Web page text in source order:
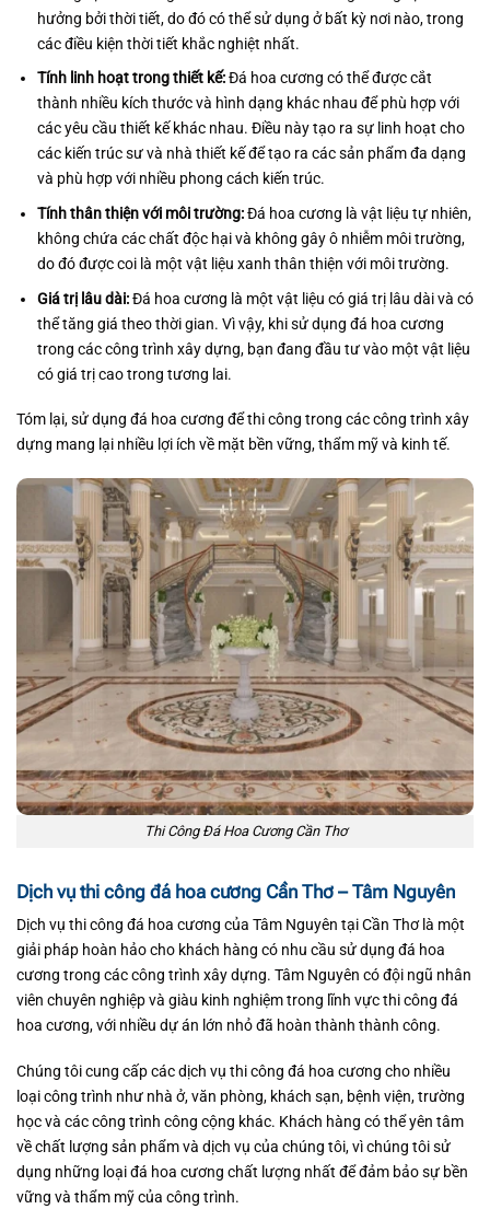
hưởng bởi thời tiết, do đó có thể sử dụng ở bất kỳ nơi nào, trong
các điều kiện thời tiết khắc nghiệt nhất.
Tính linh hoạt trong thiết kế:Đá hoa cương có thể được cắt
thành nhiều kích thước và hình dạng khác nhau để phù hợp với
các yêu cầu thiết kế khác nhau. Điều này tạo ra sự linh hoạt cho
các kiến trúc sư và nhà thiết kế để tạo ra các sản phẩm đa dạng
và phù hợp với nhiều phong cách kiến trúc.
Tính thân thiện với môi trường:Đá hoa cương là vật liệu tự nhiên,
không chứa các chất độc hại và không gây ô nhiễm môi trường,
do đó được coi là một vật liệu xanh thân thiện với môi trường.
Giá trị lâu dài:Đá hoa cương là một vật liệu có giá trị lâu dài và có
thể tăng giá theo thời gian. Vì vậy, khi sử dụng đá hoa cương
trong các công trình xây dựng, bạn đang đầu tư vào một vật liệu
có giá trị cao trong tương lai.
Tóm lại, sử dụng đá hoa cương để thi công trong các công trình xây
dựng mang lại nhiều lợi ích về mặt bền vững, thẩm mỹ và kinh tế.
Thi Công Đá Hoa Cương Cần Thơ
Dịch vụ thi công đá hoa cương Cần Thơ – Tâm Nguyên
Dịch vụ thi công đá hoa cương của Tâm Nguyên tại Cần Thơ là một
giải pháp hoàn hảo cho khách hàng có nhu cầu sử dụng đá hoa
cương trong các công trình xây dựng. Tâm Nguyên có đội ngũ nhân
viên chuyên nghiệp và giàu kinh nghiệm trong lĩnh vực thi công đá
hoa cương, với nhiều dự án lớn nhỏ đã hoàn thành thành công.
Chúng tôi cung cấp các dịch vụ thi công đá hoa cương cho nhiều
loại công trình như nhà ở, văn phòng, khách sạn, bệnh viện, trường
học và các công trình công cộng khác. Khách hàng có thể yên tâm
về chất lượng sản phẩm và dịch vụ của chúng tôi, vì chúng tôi sử
dụng những loại đá hoa cương chất lượng nhất để đảm bảo sự bền
vững và thẩm mỹ của công trình.